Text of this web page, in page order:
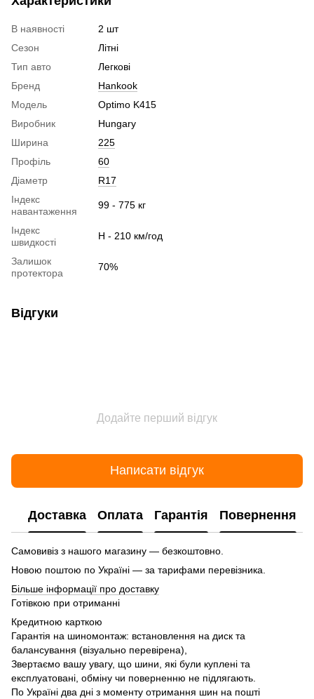
В наявності
2 шт
Сезон
Літні
Тип авто
Легкові
Бренд
Hankook
Модель
Optimo K415
Виробник
Hungary
Ширина
225
Профіль
60
Діаметр
R17
Індекс
навантаження
99 - 775 кг
Індекс
швидкості
H - 210 км/год
Залишок
протектора
70%
Відгуки
Додайте перший відгук
Написати відгук
Доставка Оплата Гарантія Повернення
Самовивіз з нашого магазину — безкоштовно.
Новою поштою по Україні — за тарифами перевізника.
Більше інформації про доставку
Готівкою при отриманні
Кредитною карткою
Гарантія на шиномонтаж: встановлення на диск та
балансування (візуально перевірена),
Звертаємо вашу увагу, що шини, які були куплені та
експлуатовані, обміну чи поверненню не підлягають.
По Україні два дні з моменту отримання шин на пошті